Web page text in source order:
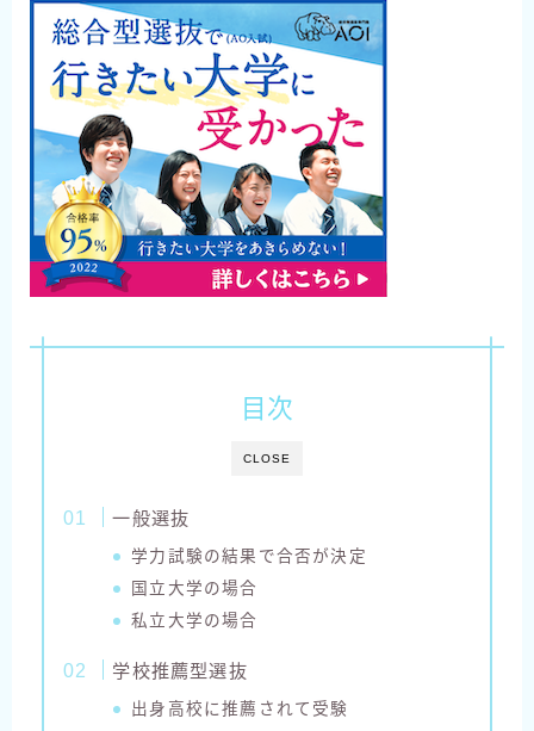
CLOSE
目次
一般選抜
学力試験の結果で合否が決定
国立大学の場合
私立大学の場合
学校推薦型選抜
出身高校に推薦されて受験